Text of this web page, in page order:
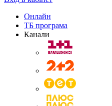
Онлайн
ТБ програма
Канали